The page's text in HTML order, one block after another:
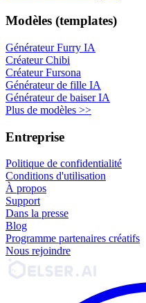
Modèles (templates)
Générateur Furry IA
Créateur Chibi
Créateur Fursona
Générateur de fille IA
Générateur de baiser IA
Plus de modèles >>
Entreprise
Politique de confidentialité
Conditions d'utilisation
À propos
Support
Dans la presse
Blog
Programme partenaires créatifs
Nous rejoindre